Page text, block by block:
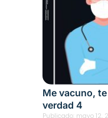
Me vacuno,
verdad 4
Publicado: mayo 12,